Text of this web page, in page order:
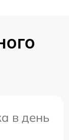
в день